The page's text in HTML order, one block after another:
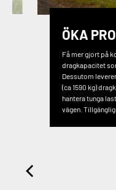
ÖKA
Få mer gjort på
dragkapacitet
Dessutom
(ca 1590 kg)
hantera tunga
vägen.